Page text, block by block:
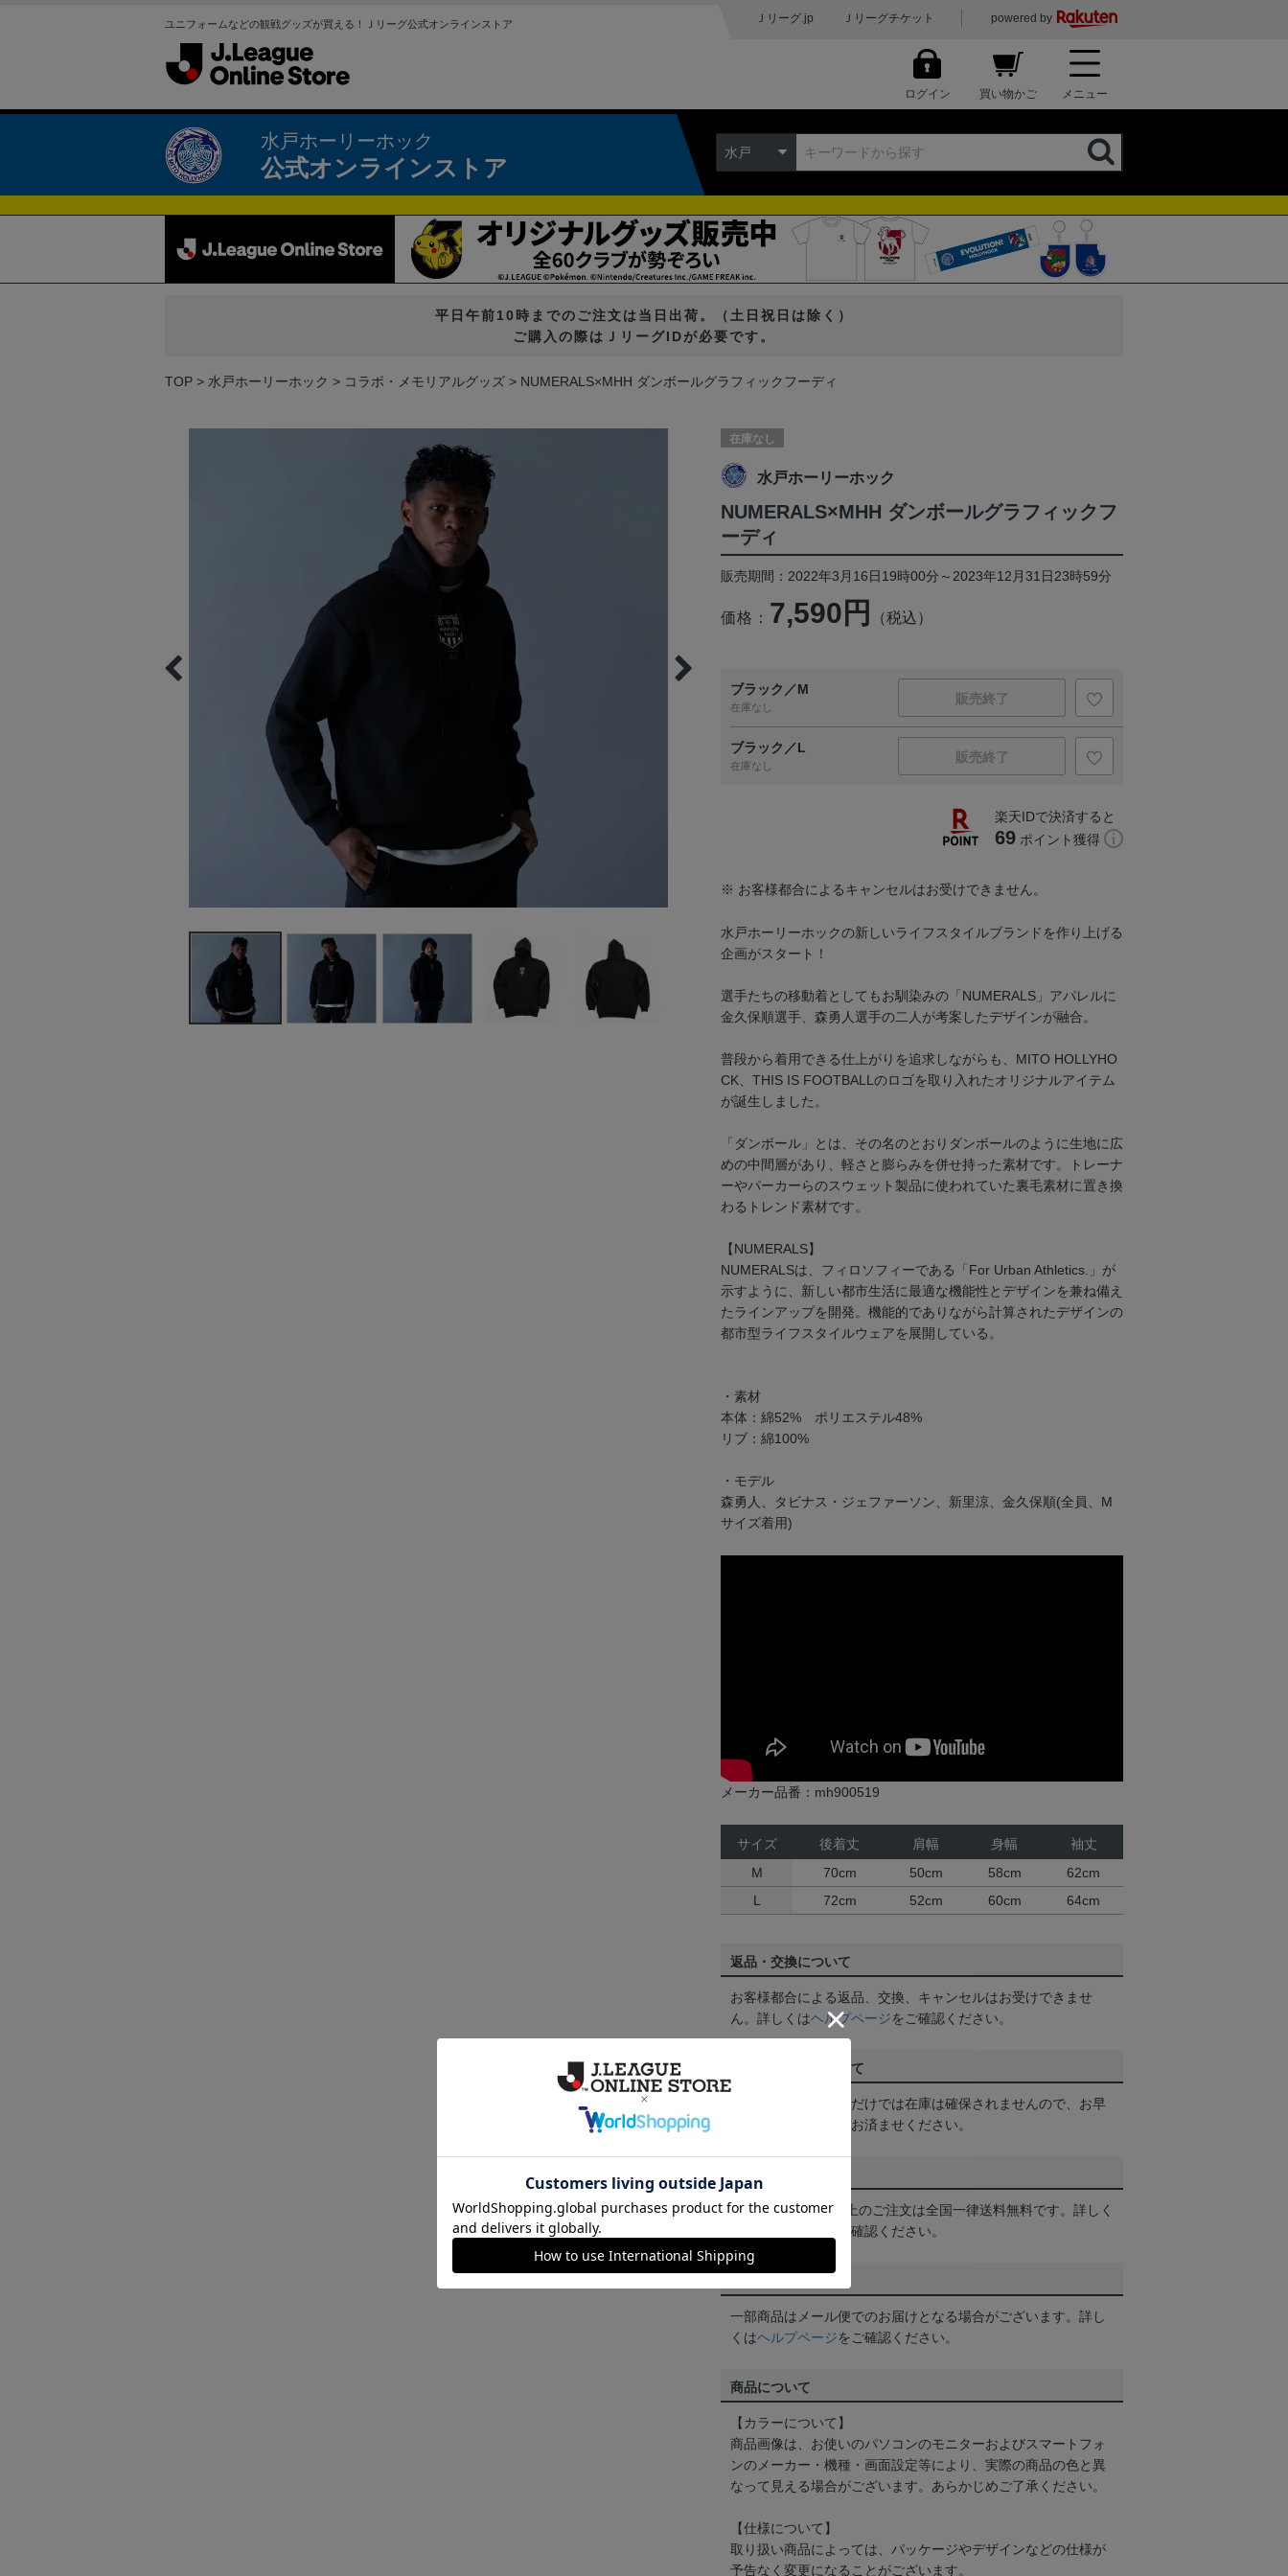
ユニフォームなどの観戦グッズが買える！Ｊリーグ公式オンラインストア Ｊリーグ.jp Ｊリーグチケット powered by
ログイン 買い物かご メニュー
水戸ホーリーホック
公式オンラインストア
水戸
平日午前10時までのご注文は当日出荷。（土日祝日は除く）
ご購入の際はＪリーグIDが必要です。
TOP 水戸ホーリーホック コラボ・メモリアルグッズ NUMERALS×MHH ダンボールグラフィックフーディ
在庫なし
水戸ホーリーホック
NUMERALS×MHH ダンボールグラフィックフ
ーディ
販売期間：2022年3月16日19時00分～2023年12月31日23時59分
価格： 7,590円 （税込）
ブラック／M
在庫なし
販売終了
ブラック／L
在庫なし
販売終了
楽天IDで決済すると
69 ポイント獲得
※ お客様都合によるキャンセルはお受けできません。
水戸ホーリーホックの新しいライフスタイルブランドを作り上げる
企画がスタート！
選手たちの移動着としてもお馴染みの「NUMERALS」アパレルに
金久保順選手、森勇人選手の二人が考案したデザインが融合。
普段から着用できる仕上がりを追求しながらも、MITO HOLLYHO
CK、THIS IS FOOTBALLのロゴを取り入れたオリジナルアイテム
が誕生しました。
「ダンボール」とは、その名のとおりダンボールのように生地に広
めの中間層があり、軽さと膨らみを併せ持った素材です。トレーナ
ーやパーカーらのスウェット製品に使われていた裏毛素材に置き換
わるトレンド素材です。
【NUMERALS】
NUMERALSは、フィロソフィーである「For Urban Athletics.」が
示すように、新しい都市生活に最適な機能性とデザインを兼ね備え
たラインアップを開発。機能的でありながら計算されたデザインの
都市型ライフスタイルウェアを展開している。
・素材
本体：綿52% ポリエステル48%
リブ：綿100%
・モデル
森勇人、タビナス・ジェファーソン、新里涼、金久保順(全員、M
サイズ着用)
メーカー品番：mh900519
サイズ 後着丈 肩幅 身幅
袖丈
M
70cm 50cm 58cm
62cm
L
72cm 52cm 60cm 64cm
返品・交換について
お客様都合による返品、交換、キャンセルはお受けできませ
ん。詳しくはヘルプページをご確認ください。
ご注文の確定について
買い物かごに入れるだけでは在庫は確保されませんので、お早
めにご購入手続きをお済ませください。
3,980円（税込）以上のご注文は全国一律送料無料です。詳しく
をご確認ください。
一部商品はメール便でのお届けとなる場合がございます。詳し
くはヘルプページをご確認ください。
商品について
【カラーについて】
商品画像は、お使いのパソコンのモニターおよびスマートフォ
ンのメーカー・機種・画面設定等により、実際の商品の色と異
なって見える場合がございます。あらかじめご了承ください。
【仕様について】
取り扱い商品によっては、パッケージやデザインなどの仕様が
予告なく変更になることがございます。